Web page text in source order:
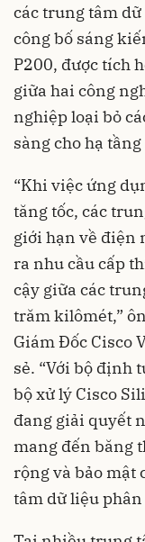
các trung tâm
công bố sáng
P200, được tích
giữa hai công
nghiệp loại bỏ
sàng cho hạ
“Khi việc ứng
tăng tốc, các
giới hạn về điện
ra nhu cầu cấp
cậy giữa các
trăm kilômét,”
Giám Đốc Cisco
sẻ. “Với bộ định
bộ xử lý Cisco
đang giải quyết
mang đến băng
rộng và bảo mật
tâm dữ liệu phân